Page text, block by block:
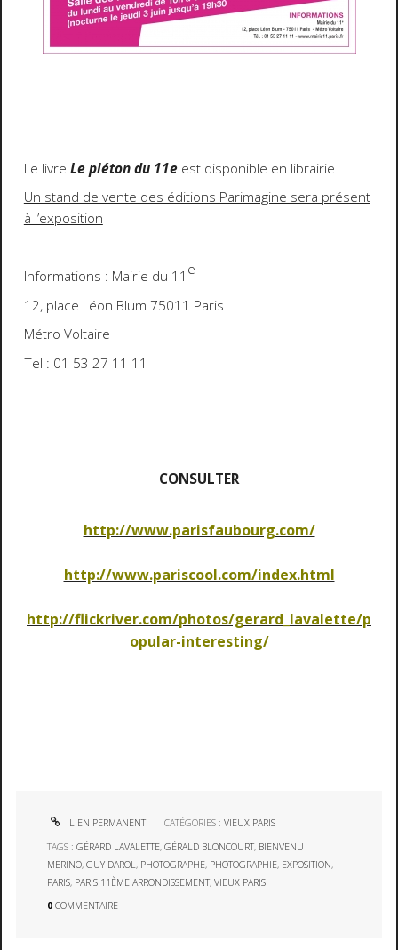
Le livre Le piéton du 11eest disponible en librairie
Un stand de vente des éditions Parimagine sera présent
à l’exposition
Informations : Mairie du 11 e
12, place Léon Blum 75011 Paris
Métro Voltaire
Tel : 01 53 27 11 11
CONSULTER
http://www.parisfaubourg.com/
http://www.pariscool.com/index.html
http://flickriver.com/photos/gerard_lavalette/p
opular-interesting/
LIEN PERMANENT CATÉGORIES :VIEUX PARIS
TAGS :GÉRARD LAVALETTE,GÉRALD BLONCOURT, BIENVENU
MERINO,GUY DAROL, PHOTOGRAPHE, PHOTOGRAPHIE, EXPOSITION,
PARIS, PARIS 11ÈME ARRONDISSEMENT,VIEUX PARIS
0 COMMENTAIRE